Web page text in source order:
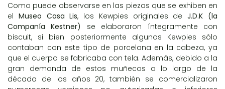
Como puede observarse en las piezas que se exhiben en
el Museo Casa Lis, los Kewpies originales deJ.D.K (la
Companía Kestner)
se elaboraron íntegramente con
biscuit, si bien posteriormente algunos Kewpies sólo
contaban con este tipo de porcelana en la cabeza, ya
que el cuerpo se fabricaba con tela. Además, debido a la
gran demanda de estos muñecos a lo largo de la
década de los años 20, también se comercializaron